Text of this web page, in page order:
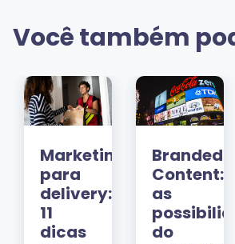
Você também
Marketing
para
delivery:
11
dicas
Branded
Content:
as
do